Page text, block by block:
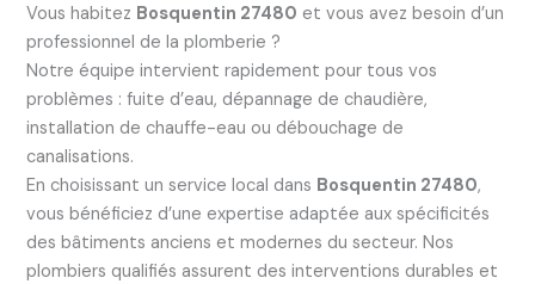
Vous habitez Bosquentin 27480 et vous avez besoin d’un
professionnel de la plomberie ?
Notre équipe intervient rapidement pour tous vos
problèmes : fuite d’eau, dépannage de chaudière,
installation de chauffe-eau ou débouchage de
canalisations.
En choisissant un service local dans Bosquentin 27480,
vous bénéficiez d’une expertise adaptée aux spécificités
des bâtiments anciens et modernes du secteur. Nos
plombiers qualifiés assurent des interventions durables et